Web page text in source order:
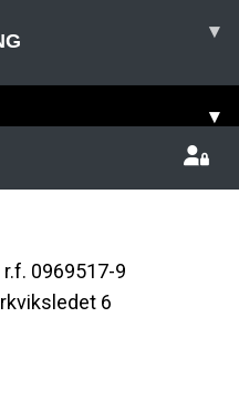
▾
▾
0969517-9
6